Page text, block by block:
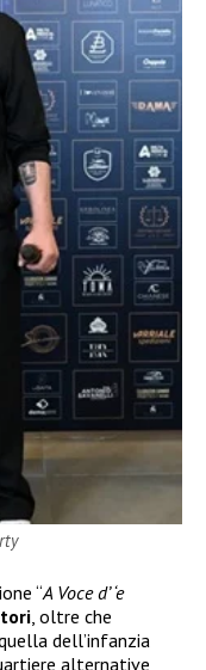
“A Voce d’ ‘e
, oltre che
dell’infanzia
alternative